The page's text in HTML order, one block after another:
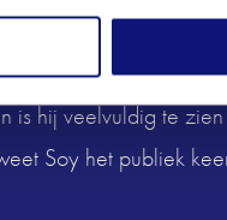
het toneel maakte
is hij veelvuldig te
Soy het publiek